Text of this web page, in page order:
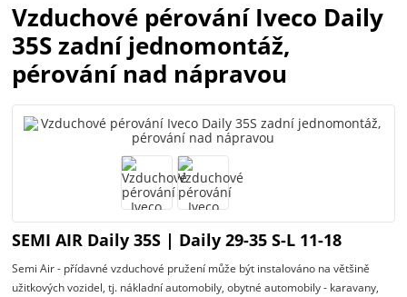
Vzduchové pérování Iveco Daily
35S zadní jednomontáž,
pérování nad nápravou
SEMI AIR Daily 35S | Daily 29-35 S-L 11-18
Semi Air - přídavné vzduchové pružení může být instalováno na většině
užitkových vozidel, tj. nákladní automobily, obytné automobily - karavany,